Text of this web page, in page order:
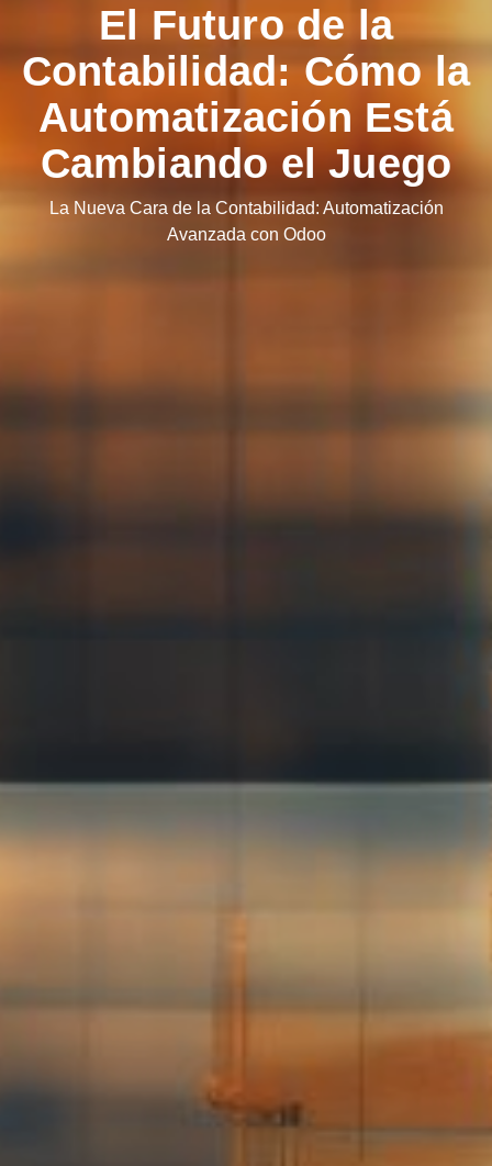
El Futuro de la
Contabilidad: Cómo la
Automatización Está
Cambiando el Juego
La Nueva Cara de la Contabilidad: Automatización
Avanzada con Odoo